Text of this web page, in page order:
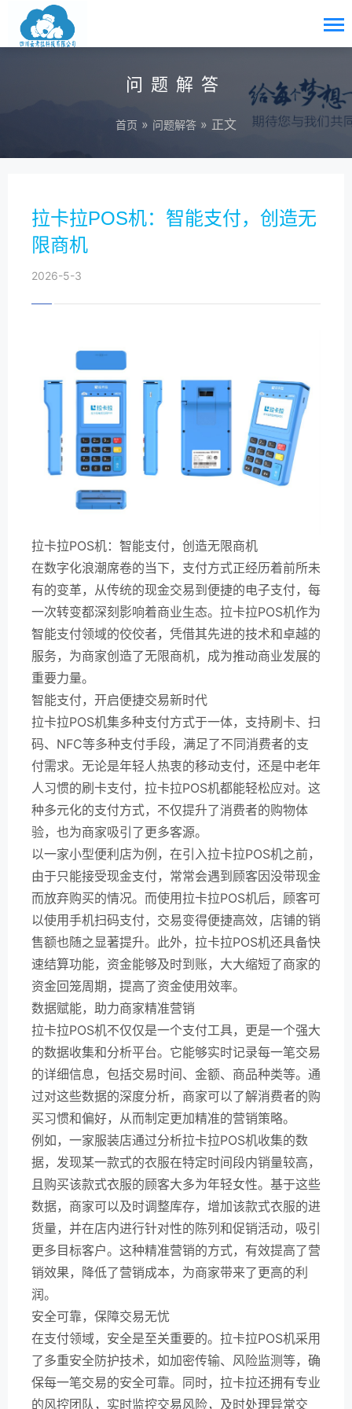
问题解答
首页 » 问题解答 » 正文
拉卡拉POS机：智能支付，创造无
限商机
2026-5-3
拉卡拉POS机：智能支付，创造无限商机
在数字化浪潮席卷的当下，支付方式正经历着前所未
有的变革，从传统的现金交易到便捷的电子支付，每
一次转变都深刻影响着商业生态。拉卡拉POS机作为
智能支付领域的佼佼者，凭借其先进的技术和卓越的
服务，为商家创造了无限商机，成为推动商业发展的
重要力量。
智能支付，开启便捷交易新时代
拉卡拉POS机集多种支付方式于一体，支持刷卡、扫
码、NFC等多种支付手段，满足了不同消费者的支
付需求。无论是年轻人热衷的移动支付，还是中老年
人习惯的刷卡支付，拉卡拉POS机都能轻松应对。这
种多元化的支付方式，不仅提升了消费者的购物体
验，也为商家吸引了更多客源。
以一家小型便利店为例，在引入拉卡拉POS机之前，
由于只能接受现金支付，常常会遇到顾客因没带现金
而放弃购买的情况。而使用拉卡拉POS机后，顾客可
以使用手机扫码支付，交易变得便捷高效，店铺的销
售额也随之显著提升。此外，拉卡拉POS机还具备快
速结算功能，资金能够及时到账，大大缩短了商家的
资金回笼周期，提高了资金使用效率。
数据赋能，助力商家精准营销
拉卡拉POS机不仅仅是一个支付工具，更是一个强大
的数据收集和分析平台。它能够实时记录每一笔交易
的详细信息，包括交易时间、金额、商品种类等。通
过对这些数据的深度分析，商家可以了解消费者的购
买习惯和偏好，从而制定更加精准的营销策略。
例如，一家服装店通过分析拉卡拉POS机收集的数
据，发现某一款式的衣服在特定时间段内销量较高，
且购买该款式衣服的顾客大多为年轻女性。基于这些
数据，商家可以及时调整库存，增加该款式衣服的进
货量，并在店内进行针对性的陈列和促销活动，吸引
更多目标客户。这种精准营销的方式，有效提高了营
销效果，降低了营销成本，为商家带来了更高的利
润。
安全可靠，保障交易无忧
在支付领域，安全是至关重要的。拉卡拉POS机采用
了多重安全防护技术，如加密传输、风险监测等，确
保每一笔交易的安全可靠。同时，拉卡拉还拥有专业
的风控团队，实时监控交易风险，及时处理异常交